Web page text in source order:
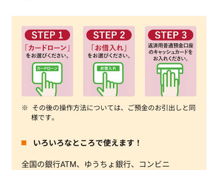
その後の操作方法については、ご預金のお引出しと同
様です。
いろいろなところで使えます！
全国の銀行ATM、ゆうちょ銀行、コンビニ